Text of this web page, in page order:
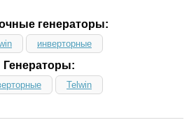
генераторы:
инверторные
Генераторы:
Telwin